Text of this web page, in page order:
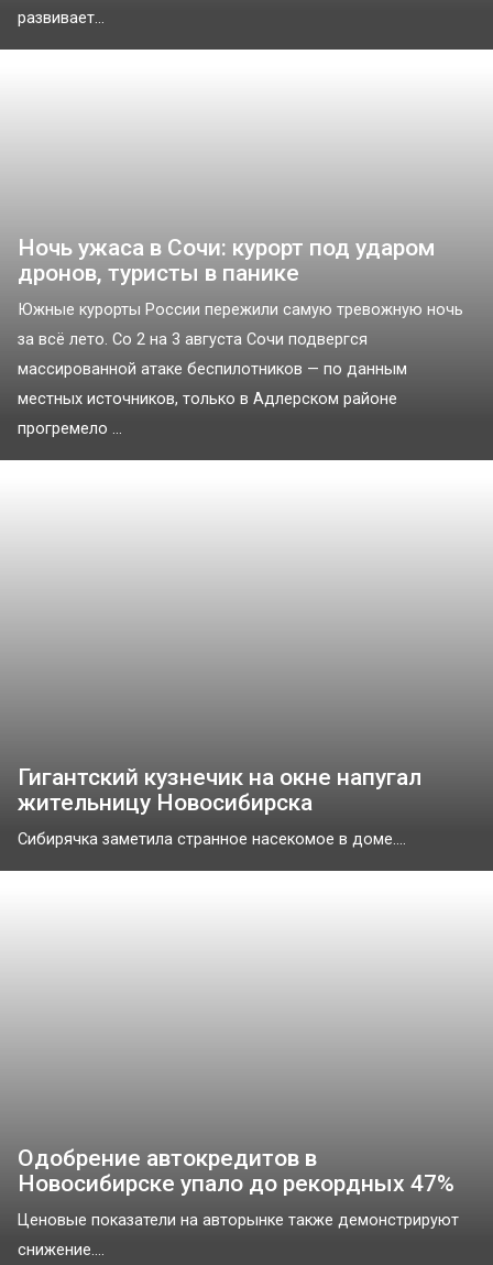
развивает...
Ночь ужаса в Сочи: курорт под ударом
дронов, туристы в панике
Южные курорты России пережили самую тревожную ночь
за всё лето. Со 2 на 3 августа Сочи подвергся
массированной атаке беспилотников — по данным
местных источников, только в Адлерском районе
прогремело ...
Гигантский кузнечик на окне напугал
жительницу Новосибирска
Сибирячка заметила странное насекомое в доме....
Одобрение автокредитов в
Новосибирске упало до рекордных 47%
Ценовые показатели на авторынке также демонстрируют
снижение....